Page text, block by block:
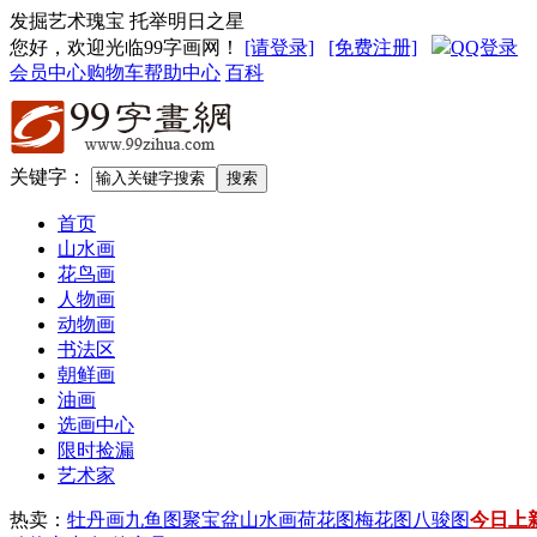
发掘艺术瑰宝 托举明日之星
您好，欢迎光临99字画网 ！ [请登录] [免费注册]
QQ登录
会员中心购物车帮助中心 百科
关键字：
首页
山水画
花鸟画
人物画
动物画
书法区
朝鲜画
油画
选画中心
限时捡漏
艺术家
热卖： 牡丹画九鱼图聚宝盆山水画荷花图梅花图 八骏图今日上